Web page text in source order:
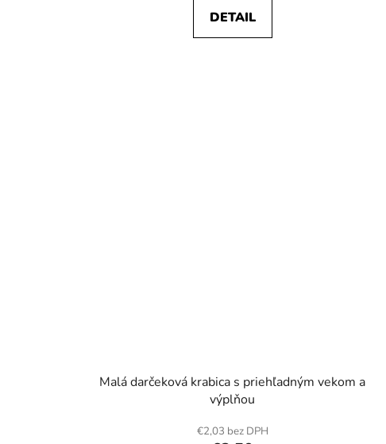
DETAIL
Malá darčeková krabica s priehľadným vekom a
výplňou
€2,03 bez DPH